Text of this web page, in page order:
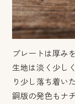
プレートは厚み
生地は淡く少し
り少し落ち着い
銅版の発色もナ